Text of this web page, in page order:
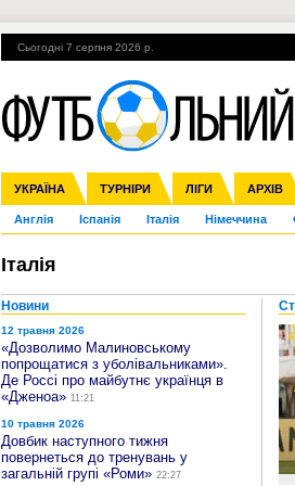
Сьогодні 7 серпня 2026 р.
УКРАЇНА ТУРНІРИ ЛІГИ АРХІВ
Збірна Прем'єр-ліга Перша ліга
Ліга чемпіонів Ліга Європи Міжнародні
Англія Іспанія Італія Німеччина
ЧС-2014 ЄВРО-2016 Росія Кубок
Гарячі теми УПЛ, 1-й тур ВІЙНА
Італія
Новини
12 травня 2026
«Дозволимо Малиновському
попрощатися з уболівальниками».
Де Россі про майбутнє українця в
«Дженоа» 11:21
10 травня 2026
Довбик наступного тижня
повернеться до тренувань у
загальній групі «Роми» 22:27